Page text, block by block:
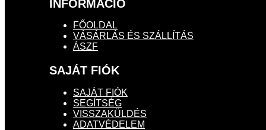
INFORMÁCIÓ
FŐOLDAL
VÁSÁRLÁS ÉS SZÁLLÍTÁS
ÁSZF
SAJÁT FIÓK
SAJÁT FIÓK
SEGÍTSÉG
VISSZAKÜLDÉS
ADATVÉDELEM